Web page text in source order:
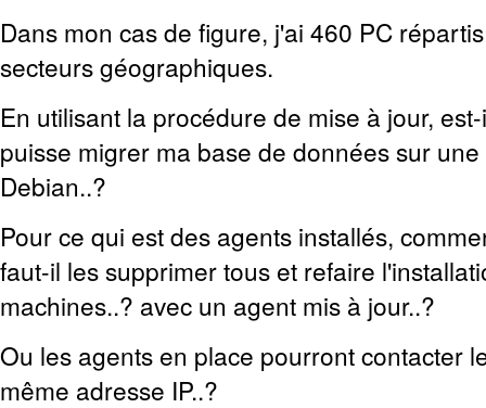
Dans mon cas de figure, j'ai 460 PC
secteurs géographiques.
En utilisant la procédure de mise à jour,
puisse migrer ma base de données sur
Debian..?
Pour ce qui est des agents installés,
faut-il les supprimer tous et refaire
machines..? avec un agent mis à jour..?
Ou les agents en place pourront contacter
même adresse IP..?